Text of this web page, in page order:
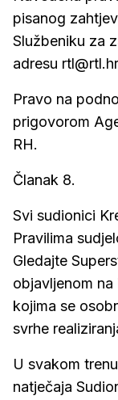
pisanog
Službeniku za
adresu
Pravo na
prigovorom
RH.
Članak 8.
Svi sudionici
Pravilima
Gledajte
objavljenom
kojima se
svrhe
U svakom
natječaja